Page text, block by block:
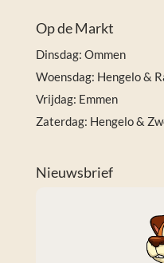
Op de Markt
Dinsdag: Ommen
Woensdag: Hengelo &
Vrijdag: Emmen
Zaterdag: Hengelo &
Nieuwsbrief